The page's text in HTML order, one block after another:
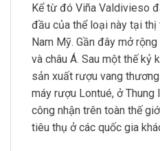
Kể từ đó Viña Valdivieso
đầu của thể loại này tại
Nam Mỹ. Gần đây mở
và châu Á. Sau một thế kỷ
sản xuất rượu vang
máy rượu Lontué, ở
công nhận trên toàn thế
tiêu thụ ở các quốc gia